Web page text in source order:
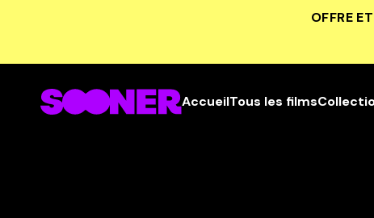
OFFRE
AccueilTous les films